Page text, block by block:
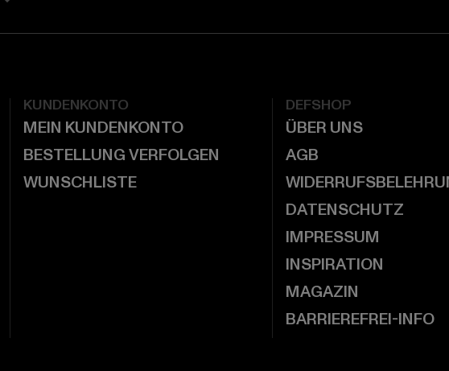
KUNDENKONTO
MEIN KUNDENKONTO
BESTELLUNG VERFOLGEN
WUNSCHLISTE
DEFSHOP
ÜBER UNS
AGB
DATENSCHUTZ
IMPRESSUM
INSPIRATION
MAGAZIN
BARRIEREFREI-INFO